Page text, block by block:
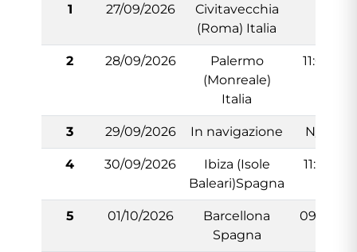
1 27/09/2026
Civitavecchia
(Roma) Italia
2 28/09/2026
Palermo
(Monreale)
Italia
11:00
3 29/09/2026 In navigazione N/:A
4 30/09/2026
Ibiza (Isole
Baleari)Spagna
11:30
5 01/10/2026
Barcellona
Spagna
09:00